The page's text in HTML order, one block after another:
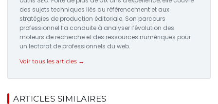
des sujets techniques liés au référencement et aux
stratégies de production éditoriale. Son parcours
professionnel l’a conduite à analyser l’évolution des
moteurs de recherche et des ressources numériques pour
un lectorat de professionnels du web.
Voir tous les articles →
ARTICLES SIMILAIRES